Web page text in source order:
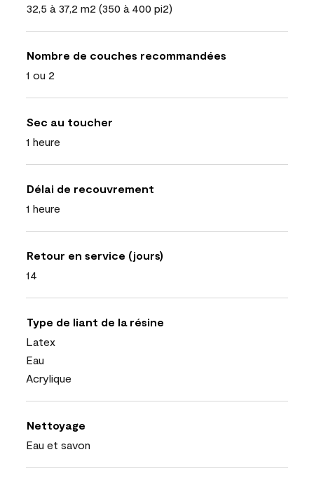
32,5 à 37,2 m2 (350 à 400 pi2)
Nombre de couches recommandées
1 ou 2
Sec au toucher
1 heure
Délai de recouvrement
1 heure
Retour en service (jours)
14
Type de liant de la résine
Latex
Eau
Acrylique
Nettoyage
Eau et savon